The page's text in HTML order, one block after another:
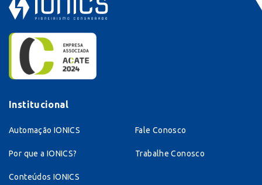
Institucional
Automação IONICS
Por que a IONICS?
Conteúdos IONICS
Fale Conosco
Trabalhe Conosco